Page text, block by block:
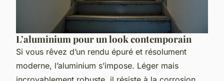
L’aluminium pour un look contemporain
Si vous rêvez d’un rendu épuré et résolument
moderne, l’aluminium s’impose. Léger mais